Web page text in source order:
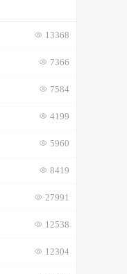
13368
7366
7584
4199
5960
8419
27991
12538
12304